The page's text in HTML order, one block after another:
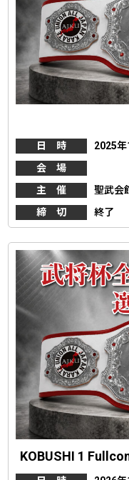
日 時
2025年
会 場
主 催
聖武会
締 切
終了
KOBUSHI 1